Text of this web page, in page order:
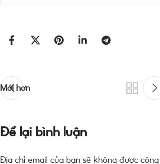
Mới hơn
Để lại bình luận
Địa chỉ email của bạn sẽ không được